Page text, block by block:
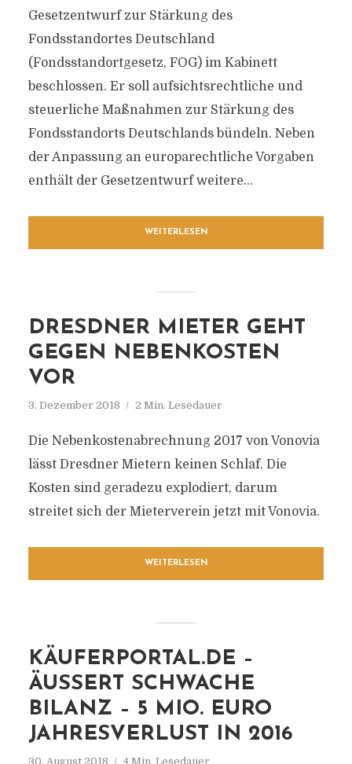
Gesetzentwurf zur Stärkung des
Fondsstandortes Deutschland
(Fondsstandortgesetz, FOG) im Kabinett
beschlossen. Er soll aufsichtsrechtliche und
steuerliche Maßnahmen zur Stärkung des
Fondsstandorts Deutschlands bündeln. Neben
der Anpassung an europarechtliche Vorgaben
enthält der Gesetzentwurf weitere...
WEITERLESEN
DRESDNER MIETER GEHT
GEGEN NEBENKOSTEN
VOR
3. Dezember 2018 2 Min. Lesedauer
Die Nebenkostenabrechnung 2017 von Vonovia
lässt Dresdner Mietern keinen Schlaf. Die
Kosten sind geradezu explodiert, darum
streitet sich der Mieterverein jetzt mit Vonovia.
WEITERLESEN
KÄUFERPORTAL.DE –
ÄUSSERT SCHWACHE B
ILANZ – 5 MIO. EURO J
AHRESVERLUST IN 2016
30. August 2018 4 Min. Lesedauer